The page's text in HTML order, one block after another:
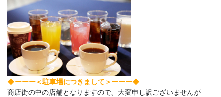
◆ーーー＜駐車場につきまして＞ーーー◆
商店街の中の店舗となりますので、大変申し訳ございませんが